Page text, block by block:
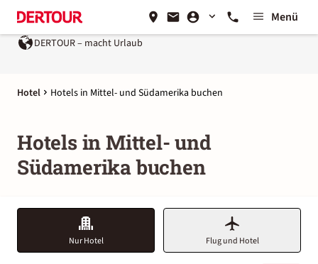
Menü
DERTOUR – macht Urlaub
Hotel Hotels in Mittel- und Südamerika buchen
Hotels in Mittel- und
Südamerika buchen
Nur Hotel Flug und Hotel